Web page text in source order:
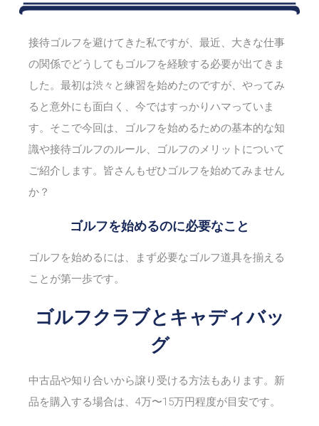
接待ゴルフを避けてきた私ですが、最近、大きな仕事
の関係でどうしてもゴルフを経験する必要が出てきま
した。最初は渋々と練習を始めたのですが、やってみ
ると意外にも面白く、今ではすっかりハマっていま
す。そこで今回は、ゴルフを始めるための基本的な知
識や接待ゴルフのルール、ゴルフのメリットについて
ご紹介します。皆さんもぜひゴルフを始めてみません
か？
ゴルフを始めるのに必要なこと
ゴルフを始めるには、まず必要なゴルフ道具を揃える
ことが第一歩です。
ゴルフクラブとキャディバッ
グ
中古品や知り合いから譲り受ける方法もあります。新
品を購入する場合は、4万〜15万円程度が目安です。